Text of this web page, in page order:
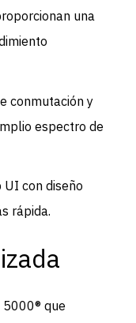
una
conmutación y
espectro de
UI con diseño
rápida.
5000® que